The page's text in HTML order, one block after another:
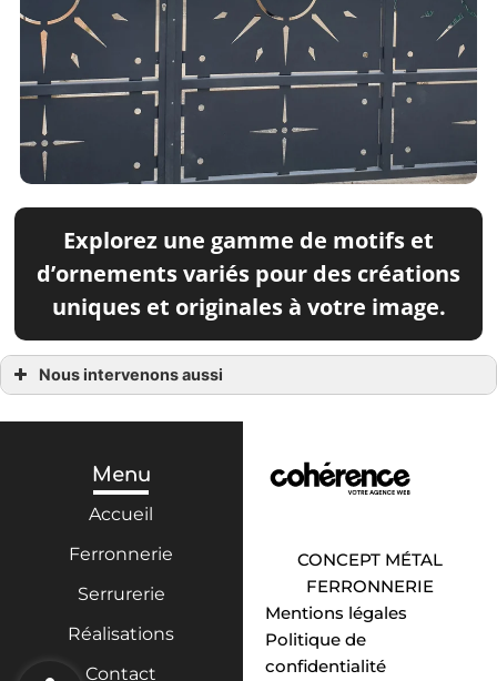
Explorez une gamme de motifs et
d’ornements variés pour des créations
uniques et originales à votre image.
Nous intervenons aussi
Ferronnerie à Maussane-les-Alpilles
Ferronnerie à Paradou
Ferronnerie à Nîmes
Ferronnerie à Salon-de-Provence
Menu
Accueil
Ferronnerie
Serrurerie
Réalisations
Contact
CONCEPT MÉTAL
FERRONNERIE
Mentions légales
Politique de
confidentialité